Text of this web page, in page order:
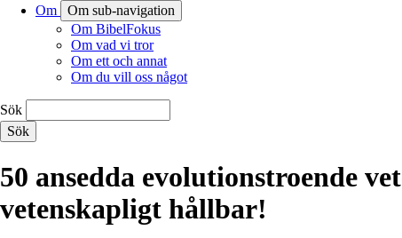
Om
Om sub-navigation
Om BibelFokus
Om vad vi tror
Om ett och annat
Om du vill oss något
Sök
50 ansedda evolutionstroende
vetenskapligt hållbar!